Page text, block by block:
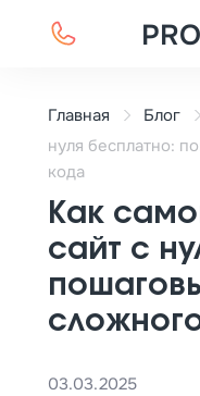
Главная Блог
нуля бесплатно:
кода
Как
сайт с
03.03.2025